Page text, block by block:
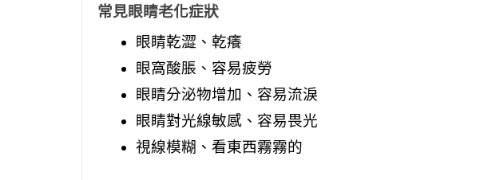
常見眼睛老化症狀
眼睛乾澀、乾癢
眼窩酸脹、容易疲勞
眼睛分泌物增加、容易流淚
眼睛對光線敏感、容易畏光
視線模糊、看東西霧霧的